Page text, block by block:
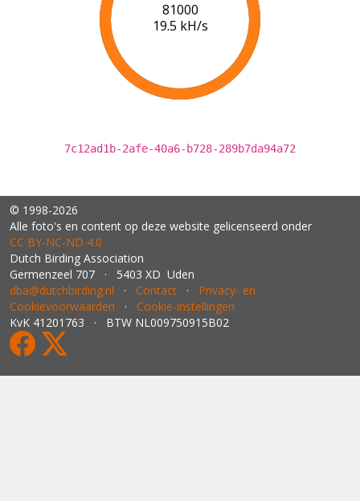
83000
19.7 kH/s
7c12ad1b-2afe-40a6-b728-289b7da94a72
© 1998-2026
Alle foto's en content op deze website gelicenseerd onder
CC BY‑NC‑ND 4.0
Dutch Birding Association
Germenzeel 707 · 5403 XD Uden
dba@dutchbirding.nl · Contact · Privacy- en
Cookievoorwaarden · Cookie-instellingen
KvK 41201763 · BTW NL009750915B02